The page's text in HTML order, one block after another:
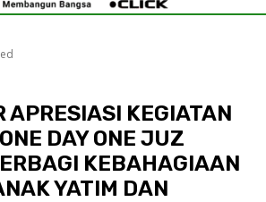
APRESIASI KEGIATAN
DAY ONE JUZ
KEBAHAGIAAN
YATIM DAN